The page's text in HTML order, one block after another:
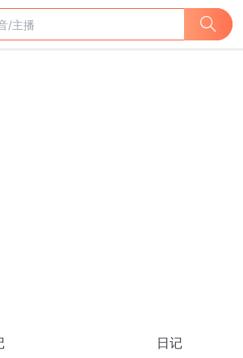
日记